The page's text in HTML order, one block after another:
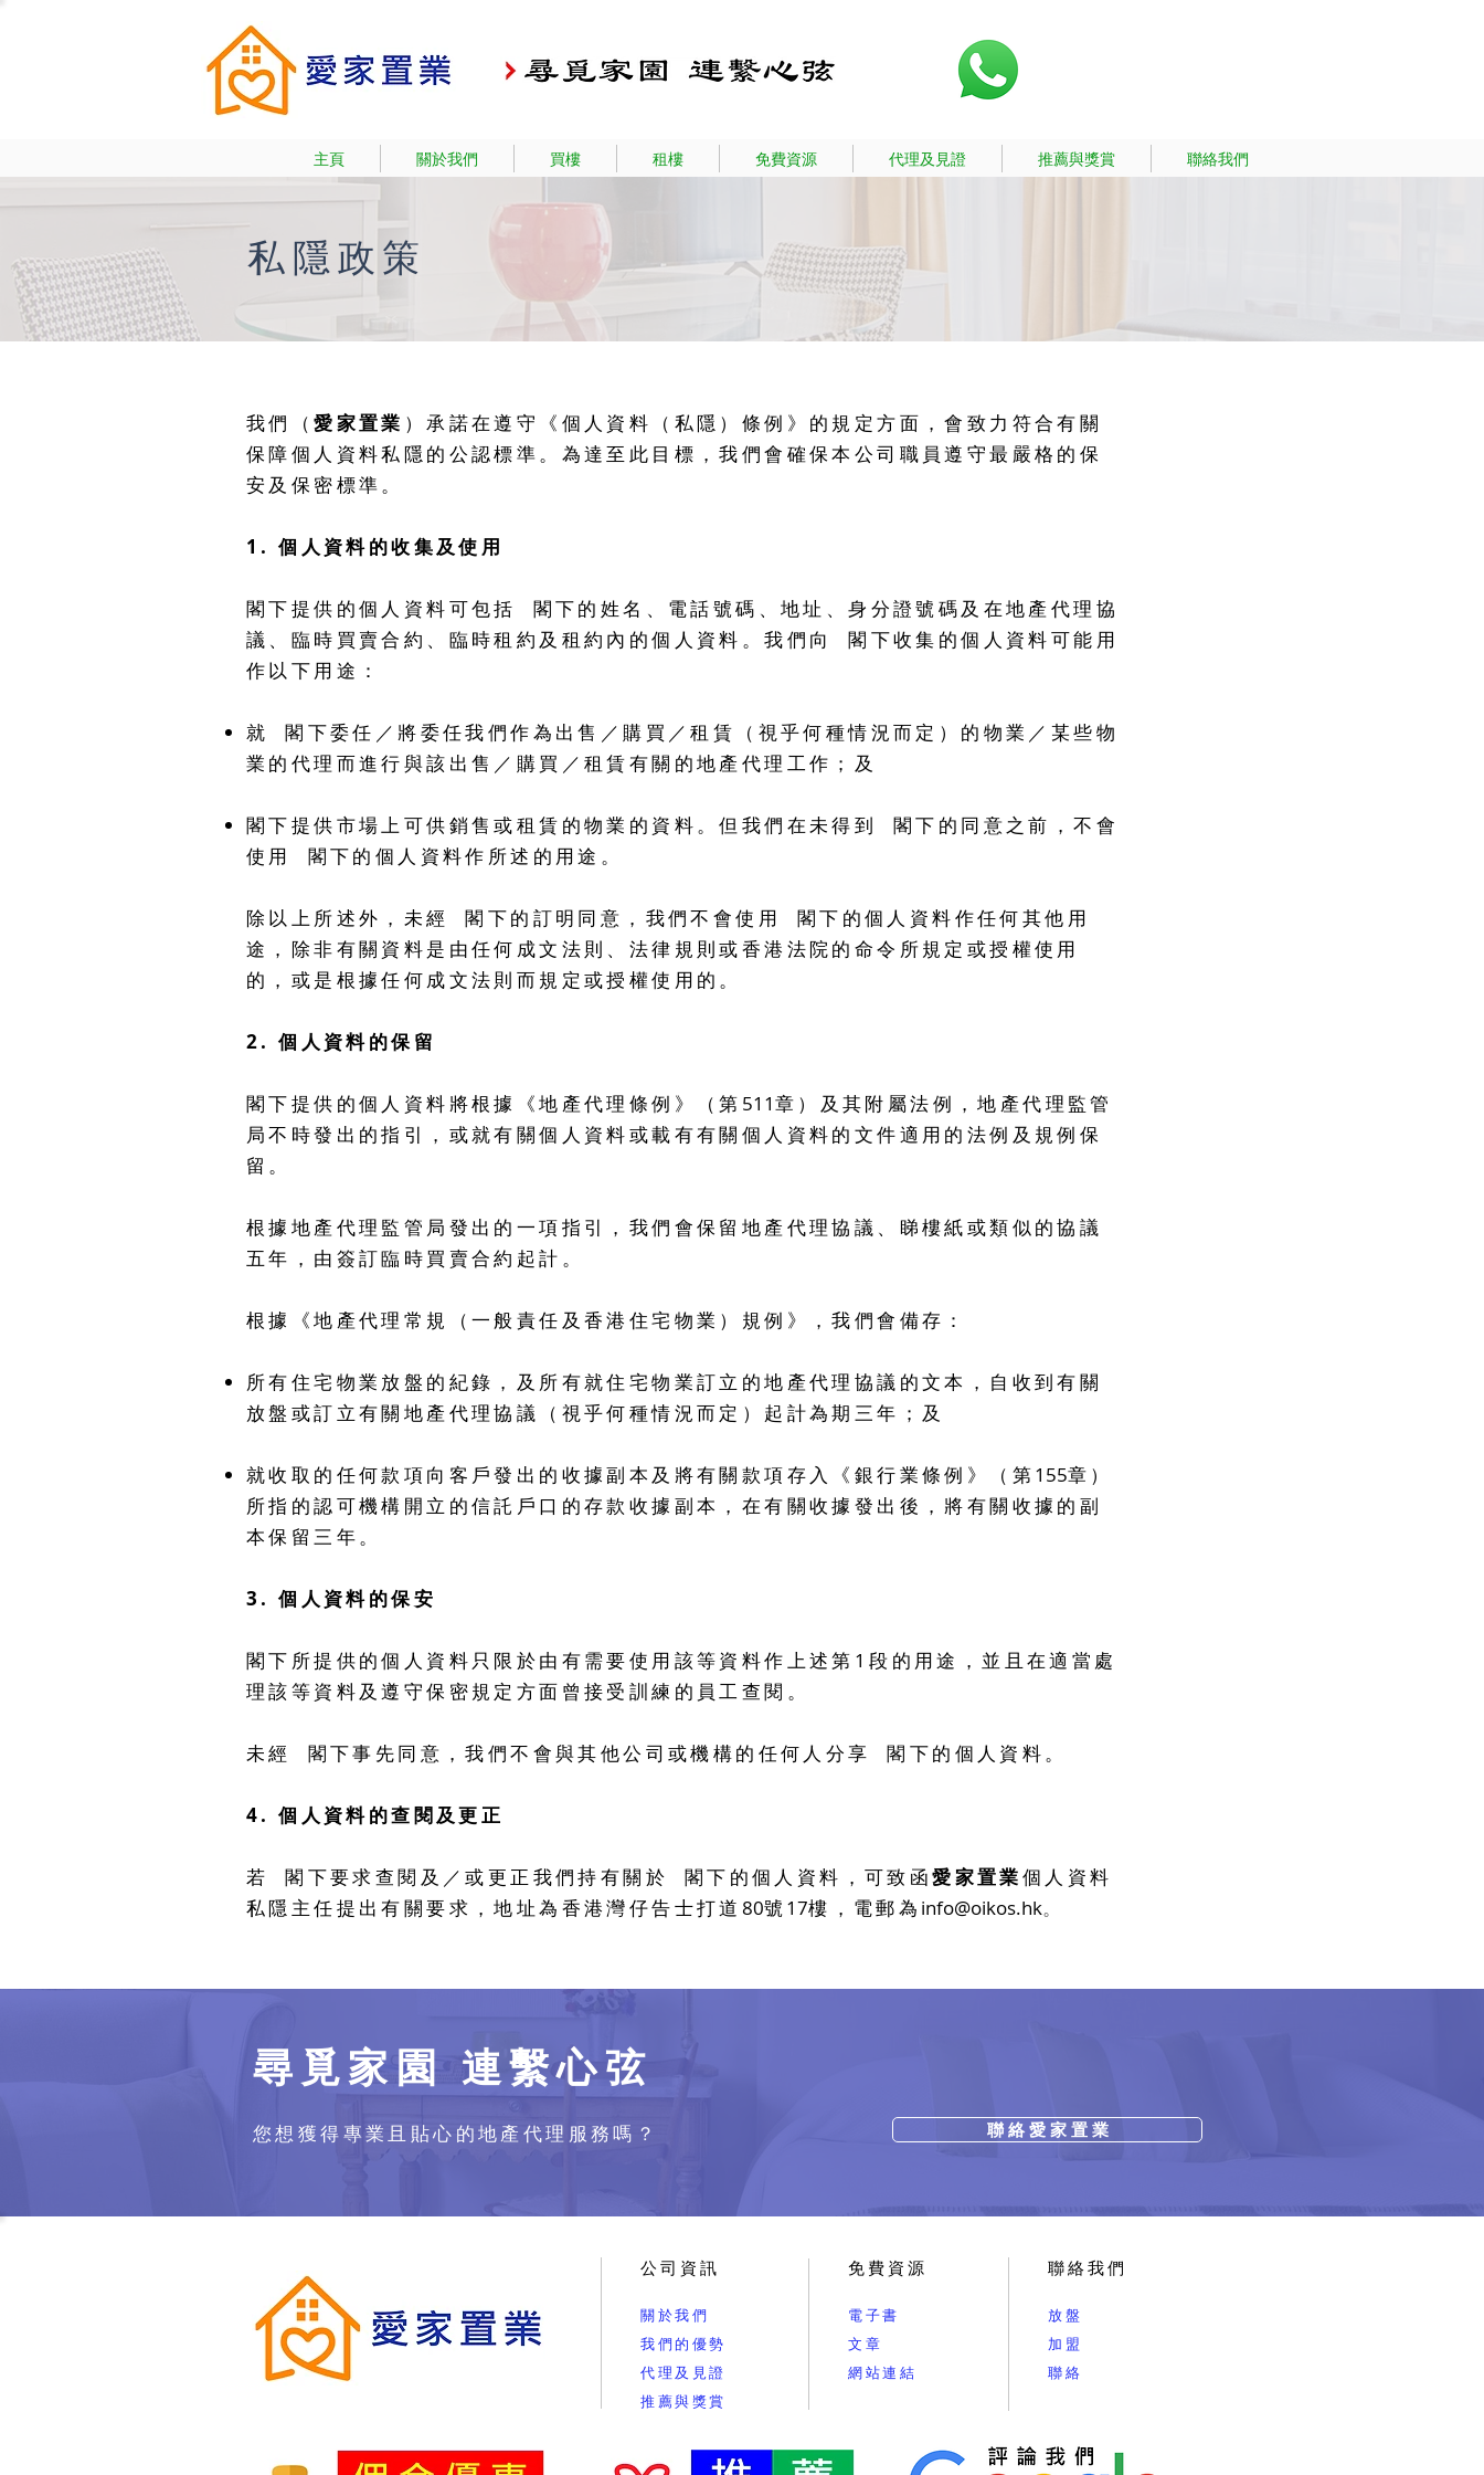
主頁 關於我們 買樓 租樓 免費資源 代理及見證 推薦與獎賞 聯絡我們
私隱政策
我們（愛家置業 ）承諾在遵守《個人資料（私隱）條例》的規定方面，會致力符合有關
保障個人資料私隱的公認標準。為達至此目標，我們會確保本公司職員遵守最嚴格的保
安及保密標準。
1. 個人資料的收集及使用
閣下提供的個人資料可包括 閣下的姓名、電話號碼、地址、身分證號碼及在地產代理協
議、臨時買賣合約、臨時租約及租約內的個人資料。我們向 閣下收集的個人資料可能用
作以下用途：
就 閣下委任／將委任我們作為出售／購買／租賃（視乎何種情況而定）的物業／某些物
業的代理而進行與該出售／購買／租賃有關的地產代理工作；及
閣下提供市場上可供銷售或租賃的物業的資料。但我們在未得到 閣下的同意之前，不會
使用 閣下的個人資料作所述的用途。
除以上所述外，未經 閣下的訂明同意，我們不會使用 閣下的個人資料作任何其他用
途，除非有關資料是由任何成文法則、法律規則或香港法院的命令所規定或授權使用
的，或是根據任何成文法則而規定或授權使用的。
2. 個人資料的保留
閣下提供的個人資料將根據《地產代理條例》（第 511章）及其附屬法例，地產代理監管
局不時發出的指引，或就有關個人資料或載有有關個人資料的文件適用的法例及規例保
留。
根據地產代理監管局發出的一項指引，我們會保留地產代理協議、睇樓紙或類似的協議
五年，由簽訂臨時買賣合約起計。
根據《地產代理常規（一般責任及香港住宅物業）規例》，我們會備存：
所有住宅物業放盤的紀錄，及所有就住宅物業訂立的地產代理協議的文本，自收到有關
放盤或訂立有關地產代理協議（視乎何種情況而定）起計為期三年；及
就收取的任何款項向客戶發出的收據副本及將有關款項存入《銀行業條例》（第155章）
所指的認可機構開立的信託戶口的存款收據副本，在有關收據發出後，將有關收據的副
本保留三年。
3. 個人資料的保安
閣下所提供的個人資料只限於由有需要使用該等資料作上述第1段的用途，並且在適當處
理該等資料及遵守保密規定方面曾接受訓練的員工查閱。
未經 閣下事先同意，我們不會與其他公司或機構的任何人分享 閣下的個人資料。
4. 個人資料的查閱及更正
若 閣下要求查閱及／或更正我們持有關於 閣下的個人資料，可致函愛家置業個人資料
私隱主任提出有關要求，地址為香港灣仔告士打道 80號17樓，電郵為 info@oikos.hk。
尋覓家園 連繫心弦
您想獲得專業且貼心的地產代理服務嗎？ 聯 絡 愛 家 置 業
公司資訊
關於我們
我們的優勢
代理及見證
推薦與獎賞
免費資源
電子書
文章
網站連結
聯絡我們
放盤
加盟
聯絡